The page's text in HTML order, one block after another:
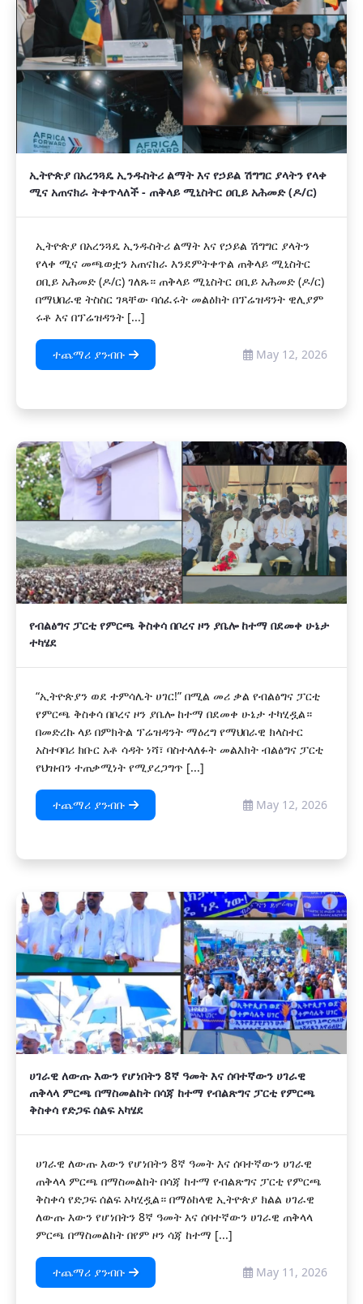
ኢትዮጵያ በአረንጓዴ ኢንዱስትሪ ልማት እና የኃይል ሽግግር ያላትን የላቀ
ሚና አጠናክራ ትቀጥላለች - ጠቅላይ ሚኒስትር ዐቢይ አሕመድ (ዶ/ር)
ኢትዮጵያ በአረንጓዴ ኢንዱስትሪ ልማት እና የኃይል ሽግግር ያላትን
የላቀ ሚና መጫወቷን አጠናክራ እንደምትቀጥል ጠቅላይ ሚኒስትር
ዐቢይ አሕመድ (ዶ/ር) ገለጹ። ጠቅላይ ሚኒስትር ዐቢይ አሕመድ (ዶ/ር)
በማህበራዊ ትስስር ገጻቸው ባሰፈሩት መልዕክት በፕሬዝዳንት ዊሊያም
ሩቶ እና በፕሬዝዳንት [...]
ተጨማሪ ያንብቡ May 12, 2026
የብልፅግና ፓርቲ የምርጫ ቅስቀሳ በቦረና ዞን ያቤሎ ከተማ በደመቀ ሁኔታ
ተካሄደ
“ኢትዮጵያን ወደ ተምሳሌት ሀገር!” በሚል መሪ ቃል የብልፅግና ፓርቲ
የምርጫ ቅስቀሳ በቦረና ዞን ያቤሎ ከተማ በደመቀ ሁኔታ ተካሂዷል።
በመድረኩ ላይ በምክትል ፕሬዝዳንት ማዕረግ የማህበራዊ ክላስተር
አስተባባሪ ክቡር አቶ ሳዳት ነሻ፣ ባስተላለፉት መልእክት ብልፅግና ፓርቲ
የህዝብን ተጠቃሚነት የሚያረጋግጥ [...]
ተጨማሪ ያንብቡ May 12, 2026
ሀገራዊ ለውጡ እውን የሆነበትን 8ኛ ዓመት እና ሰባተኛውን ሀገራዊ
ጠቅላላ ምርጫ በማስመልከት በሳጃ ከተማ የብልጽግና ፓርቲ የምርጫ
ቅስቀሳ የድጋፍ ሰልፍ አካሄደ
ሀገራዊ ለውጡ እውን የሆነበትን 8ኛ ዓመት እና ሰባተኛውን ሀገራዊ
ጠቅላላ ምርጫ በማስመልከት በሳጃ ከተማ የብልጽግና ፓርቲ የምርጫ
ቅስቀሳ የድጋፍ ሰልፍ አካሂዷል። በማዕከላዊ ኢትዮጵያ ክልል ሀገራዊ
ለውጡ እውን የሆነበትን 8ኛ ዓመት እና ሰባተኛውን ሀገራዊ ጠቅላላ
ምርጫ በማስመልከት በየም ዞን ሳጃ ከተማ [...]
ተጨማሪ ያንብቡ May 11, 2026